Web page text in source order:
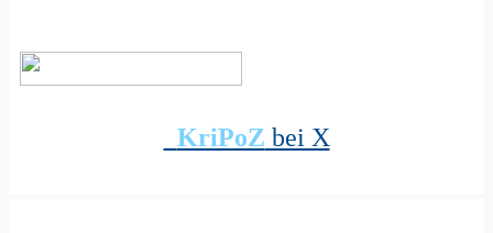
KriPoZ bei X